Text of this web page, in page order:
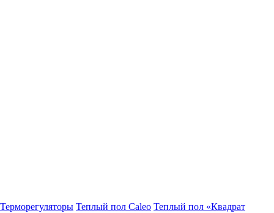
Терморегуляторы Теплый пол Caleo Теплый пол «Квадрат